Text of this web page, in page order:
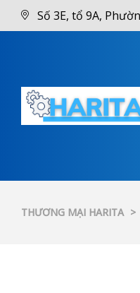
Số 3E, tổ 9A,
THƯƠNG MẠI HARITA >